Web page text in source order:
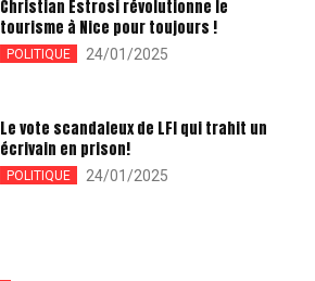
Christian Estrosi révolutionne le
tourisme à Nice pour toujours !
POLITIQUE 24/01/2025
Le vote scandaleux de LFI qui trahit un
écrivain en prison!
POLITIQUE 24/01/2025